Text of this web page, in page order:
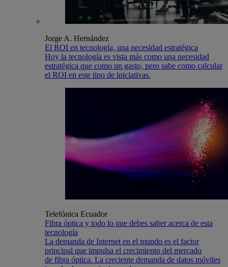
Jorge A. Hernández
El ROI en tecnología, una necesidad estratégica
Hoy la tecnología es vista más como una necesidad
estratégica que como un gasto, pero sabe como calcular
el ROI en este tipo de iniciativas.
Telefónica Ecuador
Fibra óptica y todo lo que debes saber acerca de esta
tecnología
La demanda de Internet en el mundo es el factor
principal que impulsa el crecimiento del mercado
de fibra óptica. La creciente demanda de datos móviles